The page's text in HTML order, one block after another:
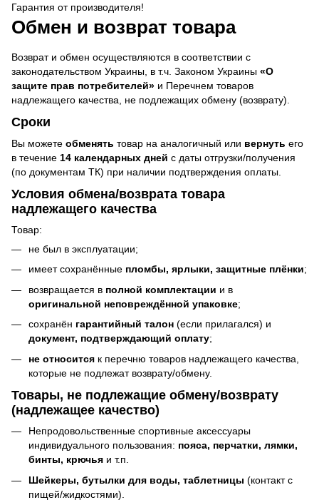
Гарантия от производителя!
Обмен и возврат товара
Возврат и обмен осуществляются в соответствии с
законодательством Украины, в т.ч. Законом Украины «О
защите прав потребителей» и Перечнем товаров
надлежащего качества, не подлежащих обмену (возврату).
Сроки
Вы можете обменять товар на аналогичный или вернуть его
в течение 14 календарных дней с даты отгрузки/получения
(по документам ТК) при наличии подтверждения оплаты.
Условия обмена/возврата товара
надлежащего качества
Товар:
не был в эксплуатации;
имеет сохранённые пломбы, ярлыки, защитные плёнки;
возвращается в полной комплектации и в
оригинальной неповреждённой упаковке;
сохранён гарантийный талон (если прилагался) и
документ, подтверждающий оплату;
не относится к перечню товаров надлежащего качества,
которые не подлежат возврату/обмену.
Товары, не подлежащие обмену/возврату
(надлежащее качество)
Непродовольственные спортивные аксессуары
индивидуального пользования: пояса, перчатки, лямки,
бинты, крючья и т.п.
Шейкеры, бутылки для воды, таблетницы (контакт с
пищей/жидкостями).